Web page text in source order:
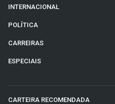
INTERNACIONAL
POLÍTICA
CARREIRAS
ESPECIAIS
CARTEIRA RECOMENDADA